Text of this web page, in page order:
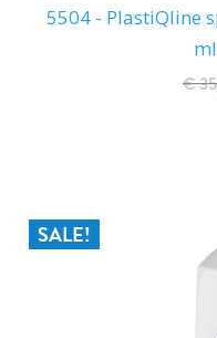
5504 - PlastiQline
€
SALE!